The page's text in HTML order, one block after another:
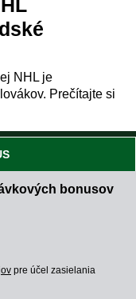
NHL je
Prečítajte si
bonusov
pre účel zasielania